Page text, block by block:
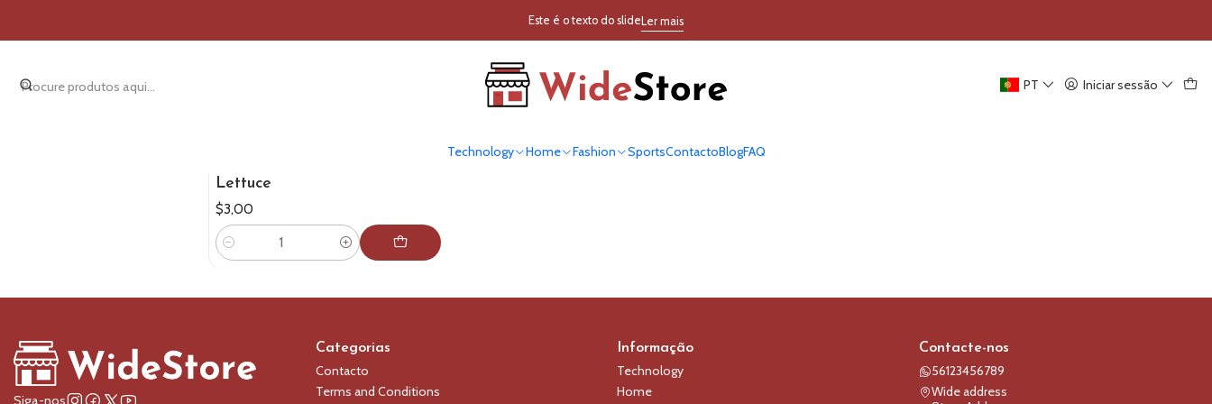
PT Iniciar sessão
Technology Home Fashion SportsContactoBlogFAQ
Este é o texto do slideLer mais
Início Fresh Vegetables Lettuces
Lettuces
Lettuce
$3,00
Quantidade
Siga-nos
Categorias
Contacto
Terms and Conditions
Informação
Technology
Home
Contacte-nos
56123456789
Wide address